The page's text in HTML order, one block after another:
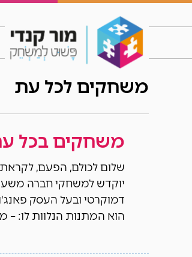
משחקים לכל עת
משחקים בכל
שלום לכולם, הפעם,
יוקדש למשחקי חברה
דמוקרטי ובעל העסק
הוא המתנות הנלוות לו: